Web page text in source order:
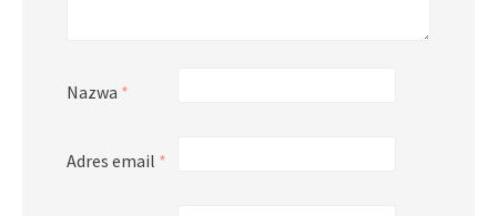
Nazwa *
Adres email *